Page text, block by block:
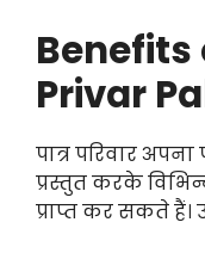
Privar
पात्र परिवार
प्रस्तुत करके
प्राप्त कर सकते